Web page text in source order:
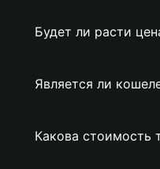
Будет ли расти
Является ли
Какова стоимость